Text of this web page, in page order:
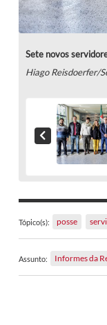
Sete novos
Hiago Reisdoerfer/
Tópico(s): posse
Assunto: Informes da